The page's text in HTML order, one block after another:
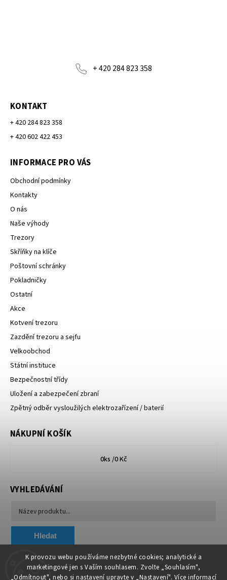
K provozu webu používáme nezbytné cookies; analytické a
marketingové jen s Vaším souhlasem. Zvolte „Souhlasím",
„Odmítnout", nebo si nastavení upravte v „Nastavení". Více informací
+ 420 284 823 358
KONTAKT
+ 420 284 823 358
+ 420 602 422 453
INFORMACE PRO VÁS
Obchodní podmínky
Kontakty
O nás
Naše výhody
Trezory
Skříňky na klíče
Poštovní schránky
Pokladničky
Ostatní
Akce
Kotvení trezoru
Zazdění trezoru a sejfu
Velkoobchod
Státní instituce
Bezpečnostní třídy
Uložení a zabezpečení zbraní
Zpětný odběr vysloužilých elektrozařízení / baterií
NÁKUPNÍ KOŠÍK
0ks /0 Kč
VYHLEDÁVÁNÍ
Hledat
Chytit a koupit VA & MA, s.r.o.